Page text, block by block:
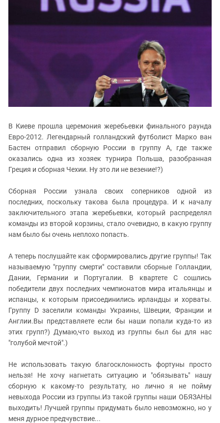
ЗАСТАВЛЯЕТ
КАВКАЗ ЗА ПАЛЕСТИНУ
ИНАКОМЫСЛИЕ В ЧЕЧНЕ
ПРЕСЛЕДОВАНИЕ АКТИВИСТОВ
МОБИЛИЗАЦИЯ И ПРОТЕСТЫ
Ингушетия
Ростовская область
Северная Осетия - Алания
СКФО
Чечня
Южная Осетия
Южный Кавказ
ЮФО
В Киеве прошла церемония жеребьевки финального раунда
Евро-2012. Легендарный голландский футболист Марко ван
Бастен отправил сборную России в группу А, где также
оказались одна из хозяек турнира Польша, разобранная
Греция и сборная Чехии. Ну это ли не везение!?)
Сборная России узнала своих соперников одной из
последних, поскольку такова была процедура. И к началу
заключительного этапа жеребьевки, который распределял
команды из второй корзины, стало очевидно, в какую группу
нам было бы очень неплохо попасть.
А теперь послушайте как сформировались другие группы! Так
называемую "группу смерти" составили сборные Голландии,
Дании, Германии и Португалии. В квартете C сошлись
победители двух последних чемпионатов мира итальянцы и
испанцы, к которым присоединились ирландцы и хорваты.
Группу D заселили команды Украины, Швеции, Франции и
Англии.Вы представляете если бы наши попали куда-то из
этих групп?) Думаю,что выход из группы был бы для нас
"голубой мечтой".)
Не использовать такую благосклонность фортуны просто
нельзя! Не хочу нагнетать ситуацию и "обязывать" нашу
сборную к какому-то результату, но лично я не пойму
невыхода России из группы.Из такой группы наши ОБЯЗАНЫ
выходить! Лучшей группы придумать было невозможно, но у
меня дурное предчувствие...